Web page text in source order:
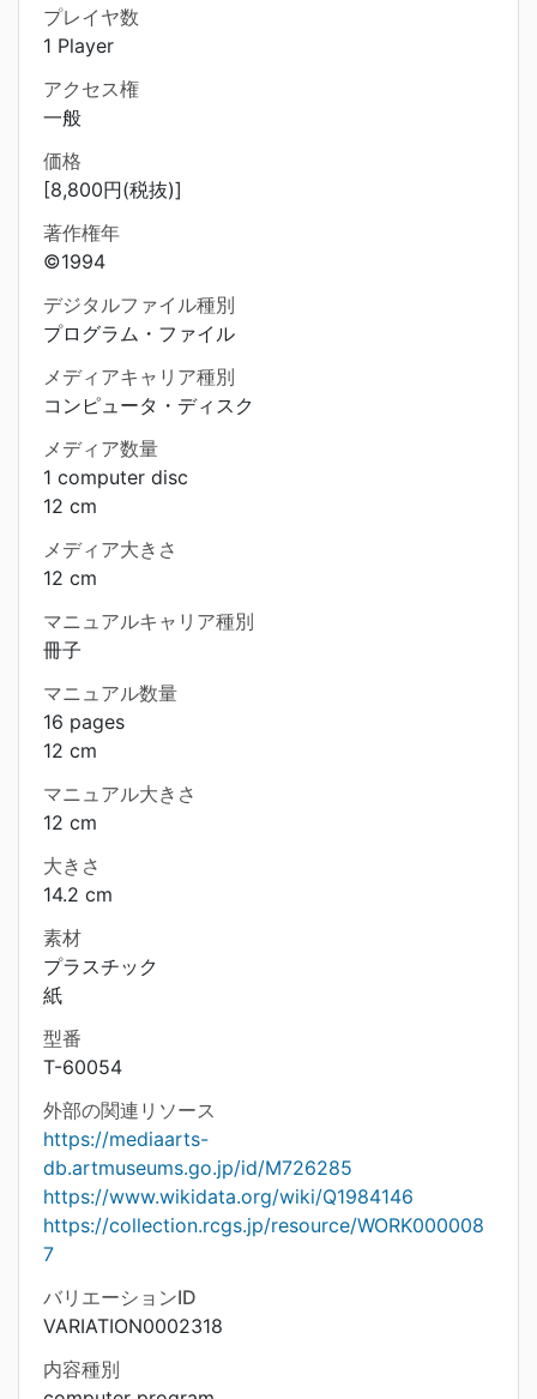
プレイヤ数
1 Player
アクセス権
一般
価格
[8,800円(税抜)]
著作権年
©1994
デジタルファイル種別
プログラム・ファイル
メディアキャリア種別
コンピュータ・ディスク
メディア数量
1 computer disc
12 cm
メディア大きさ
12 cm
マニュアルキャリア種別
冊子
マニュアル数量
16 pages
12 cm
マニュアル大きさ
12 cm
大きさ
14.2 cm
素材
プラスチック
紙
型番
T-60054
外部の関連リソース
https://mediaarts-
db.artmuseums.go.jp/id/M726285
https://www.wikidata.org/wiki/Q1984146
https://collection.rcgs.jp/resource/WORK000008
7
バリエーションID
VARIATION0002318
内容種別